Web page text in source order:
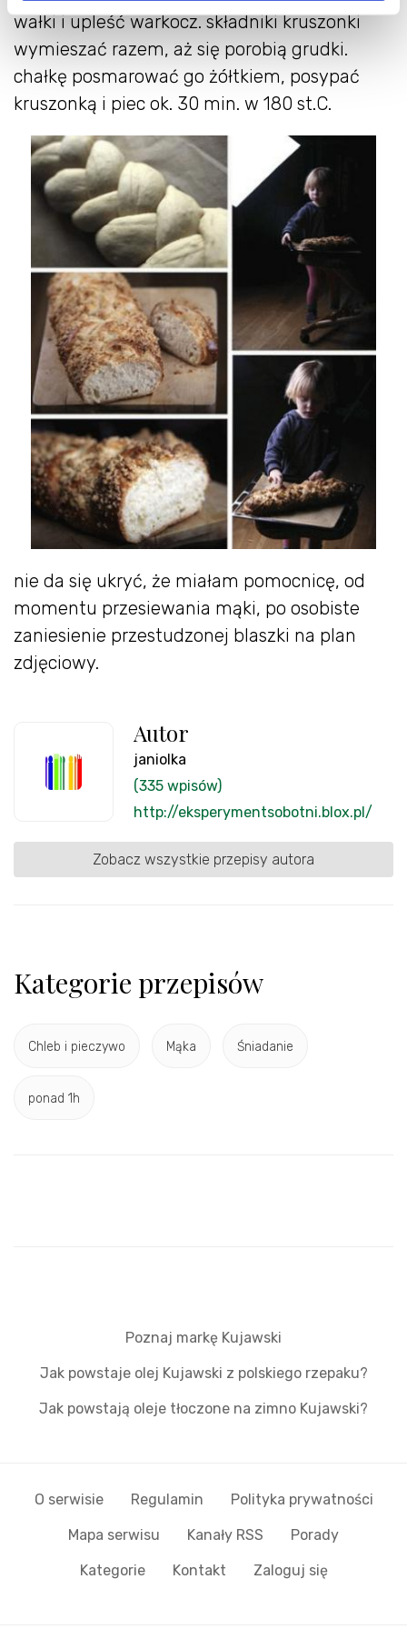
wałki i upleść warkocz. składniki kruszonki
wymieszać razem, aż się porobią grudki.
chałkę posmarować go żółtkiem, posypać
kruszonką i piec ok. 30 min. w 180 st.C.
nie da się ukryć, że miałam pomocnicę, od
momentu przesiewania mąki, po osobiste
zaniesienie przestudzonej blaszki na plan
zdjęciowy.
Autor
janiolka
(335 wpisów)
http://eksperymentsobotni.blox.pl/
Zobacz wszystkie przepisy autora
Kategorie przepisów
Chleb i pieczywo Mąka Śniadanie
ponad 1h
Poznaj markę Kujawski
Jak powstaje olej Kujawski z polskiego rzepaku?
Jak powstają oleje tłoczone na zimno Kujawski?
O serwisie Regulamin Polityka prywatności
Mapa serwisu Kanały RSS Porady
Kategorie Kontakt Zaloguj się